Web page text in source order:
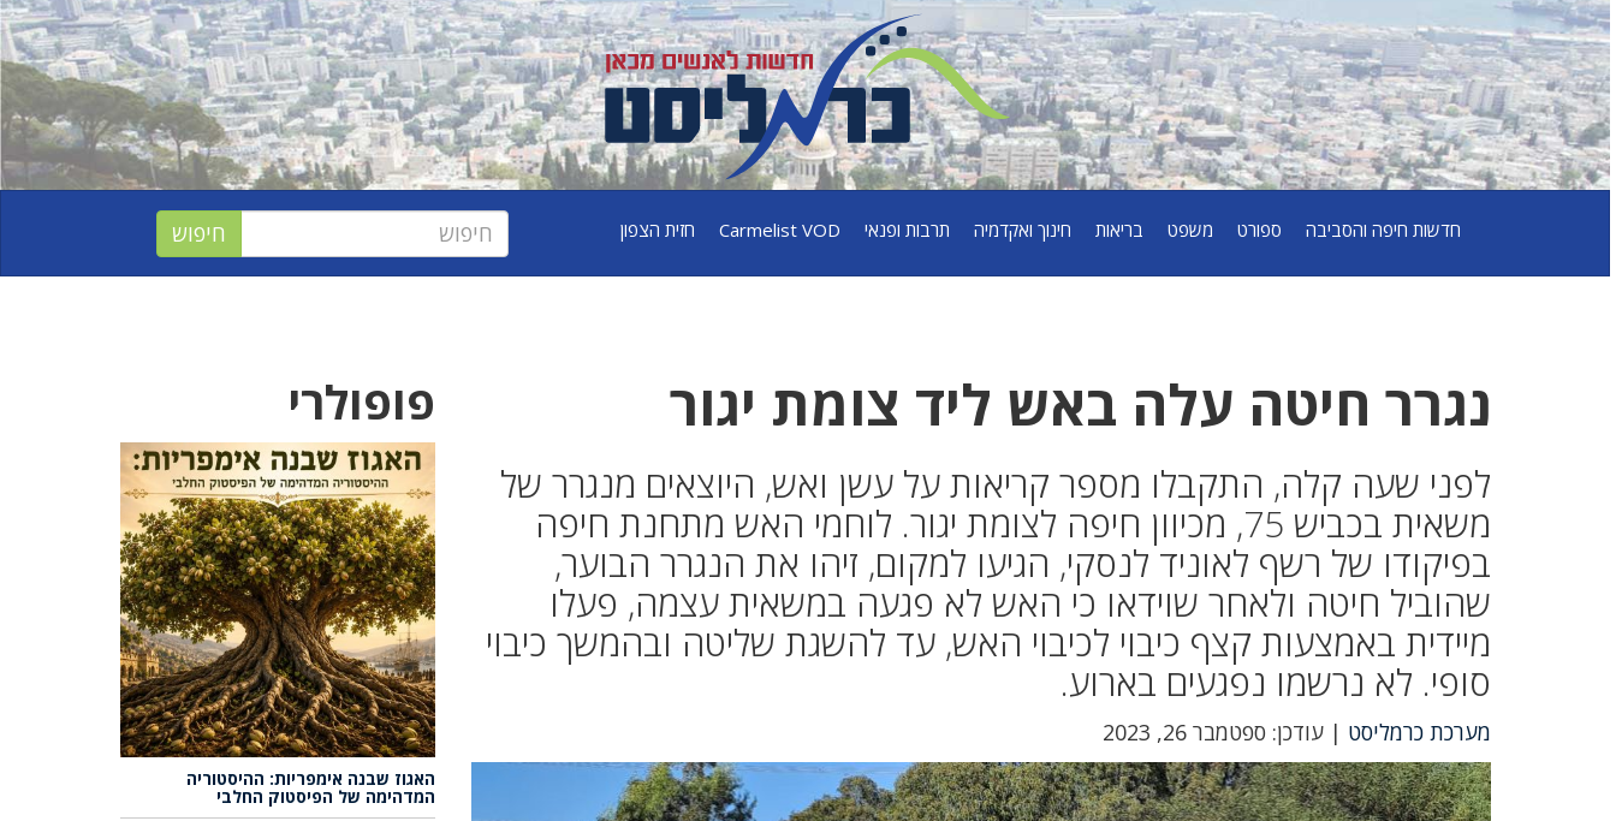
חדשות חיפה והסביבה ספורט משפט בריאות חינוך ואקדמיה תרבות ופנאי Carmelist VOD חזית הצפון
נגרר חיטה עלה באש ליד צומת יגור
לפני שעה קלה, התקבלו מספר קריאות על עשן ואש, היוצאים מנגרר של
משאית בכביש 75, מכיוון חיפה לצומת יגור. לוחמי האש מתחנת חיפה
בפיקודו של רשף לאוניד לנסקי, הגיעו למקום, זיהו את הנגרר הבוער,
שהוביל חיטה ולאחר שוידאו כי האש לא פגעה במשאית עצמה, פעלו
מיידית באמצעות קצף כיבוי לכיבוי האש, עד להשגת שליטה ובהמשך כיבוי
סופי. לא נרשמו נפגעים בארוע.
מערכת כרמליסט | עודכן: ספטמבר 26, 2023
פופולרי
האגוז שבנה אימפריות: ההיסטוריה
המדהימה של הפיסטוק החלבי